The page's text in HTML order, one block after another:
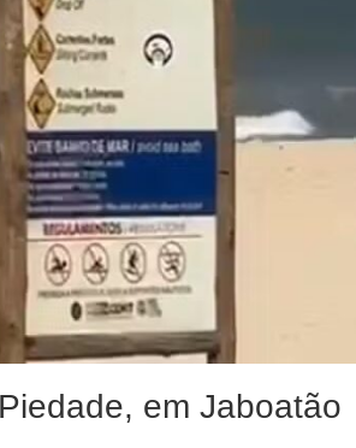
em Jaboatão